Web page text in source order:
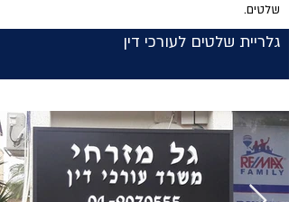
שלטים.
גלריית שלטים לעורכי דין